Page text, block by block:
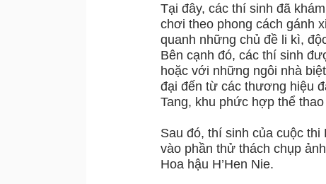
Tại đây, các thí sinh đã
chơi theo phong cách gánh
quanh những chủ đề li kì,
Bên cạnh đó, các thí sinh
hoặc với những ngôi nhà
đại đến từ các thương hiệu
Tang, khu phức hợp thể
Sau đó, thí sinh của cuộc
vào phần thử thách chụp
Hoa hậu H’Hen Nie.